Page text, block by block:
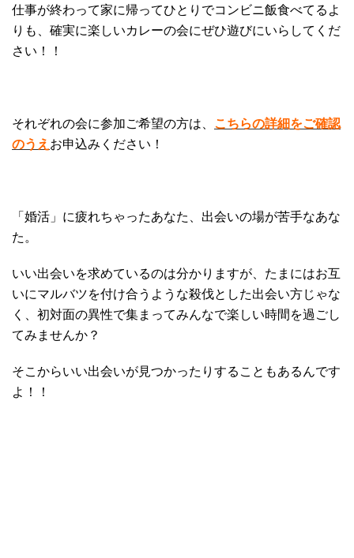
仕事が終わって家に帰ってひとりでコンビニ飯食べてるよ
りも、確実に楽しいカレーの会にぜひ遊びにいらしてくだ
さい！！
それぞれの会に参加ご希望の方は、 こちらの詳細をご確認
のうえ お申込みください！
「婚活」に疲れちゃったあなた、出会いの場が苦手なあな
た。
いい出会いを求めているのは分かりますが、たまにはお互
いにマルバツを付け合うような殺伐とした出会い方じゃな
く、初対面の異性で集まってみんなで楽しい時間を過ごし
てみませんか？
そこからいい出会いが見つかったりすることもあるんです
よ！！